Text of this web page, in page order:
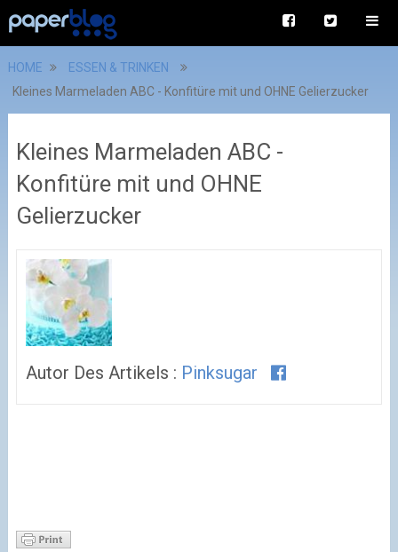
HOME
ESSEN & TRINKEN
Kleines Marmeladen ABC - Konfitüre mit und OHNE Gelierzucker
Kleines Marmeladen ABC -
Konfitüre mit und OHNE
Gelierzucker
Autor Des Artikels : Pinksugar